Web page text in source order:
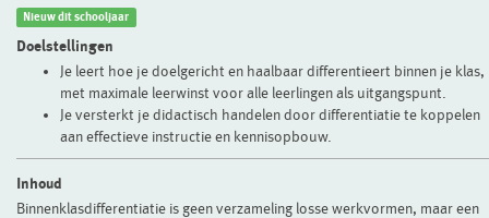
n
Nieuw dit schooljaar
Doelstellingen
Je leert hoe je doelgericht en haalbaar differentieert binnen je klas,
met maximale leerwinst voor alle leerlingen als uitgangspunt.
Je versterkt je didactisch handelen door differentiatie te koppelen
aan effectieve instructie en kennisopbouw.
Inhoud
Binnenklasdifferentiatie is geen verzameling losse werkvormen, maar een